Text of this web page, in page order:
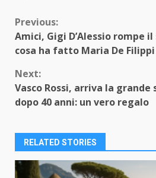
Continue
Reading
Previous:
Amici, Gigi D’Alessio rompe
cosa ha fatto Maria De Filippi
Next:
Vasco Rossi, arriva la
dopo 40 anni: un vero regalo
RELATED STORIES